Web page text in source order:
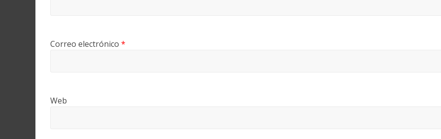
Correo electrónico *
Web